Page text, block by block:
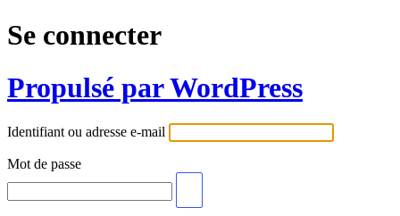
Se connecter
Propulsé par WordPress
Identifiant ou adresse e-mail
Mot de passe